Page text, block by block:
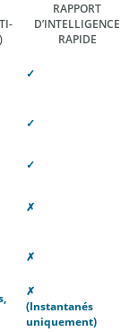
RAPPORT
D’INTELLIGENCE
RAPIDE
✓
✓
✓
✗
✗
✗
(Instantanés
uniquement)